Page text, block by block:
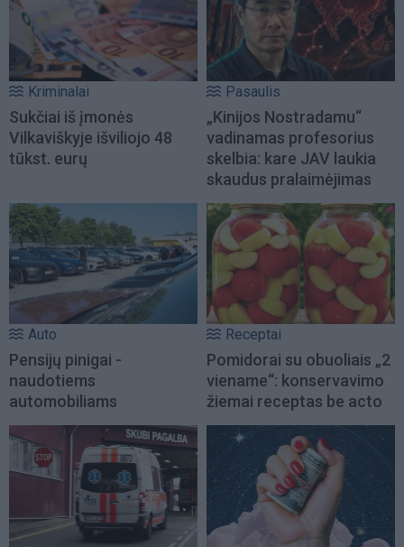
Kriminalai
Sukčiai iš įmonės
Vilkaviškyje išviliojo 48
tūkst. eurų
Pasaulis
„Kinijos Nostradamu“
vadinamas profesorius
skelbia: kare JAV laukia
skaudus pralaimėjimas
Auto
Pensijų pinigai -
naudotiems
automobiliams
Receptai
Pomidorai su obuoliais „2
viename“: konservavimo
žiemai receptas be acto